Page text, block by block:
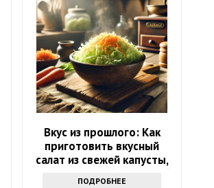
Вкус из прошлого: Как
приготовить вкусный
салат из свежей капусты,
как в советской школьной
ПОДРОБНЕЕ